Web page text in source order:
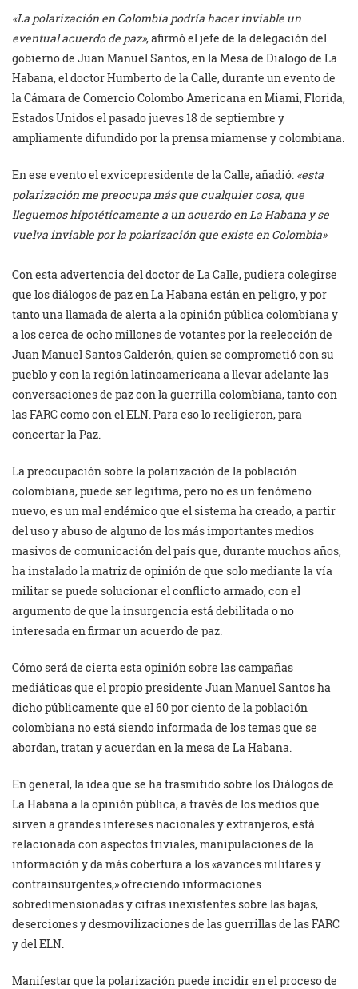
«La polarización en Colombia podría hacer inviable un
eventual acuerdo de paz», afirmó el jefe de la delegación del
gobierno de Juan Manuel Santos, en la Mesa de Dialogo de La
Habana, el doctor Humberto de la Calle, durante un evento de
la Cámara de Comercio Colombo Americana en Miami, Florida,
Estados Unidos el pasado jueves 18 de septiembre y
ampliamente difundido por la prensa miamense y colombiana.
En ese evento el exvicepresidente de la Calle, añadió: «esta
polarización me preocupa más que cualquier cosa, que
lleguemos hipotéticamente a un acuerdo en La Habana y se
vuelva inviable por la polarización que existe en Colombia»
Con esta advertencia del doctor de La Calle, pudiera colegirse
que los diálogos de paz en La Habana están en peligro, y por
tanto una llamada de alerta a la opinión pública colombiana y
a los cerca de ocho millones de votantes por la reelección de
Juan Manuel Santos Calderón, quien se comprometió con su
pueblo y con la región latinoamericana a llevar adelante las
conversaciones de paz con la guerrilla colombiana, tanto con
las FARC como con el ELN. Para eso lo reeligieron, para
concertar la Paz.
La preocupación sobre la polarización de la población
colombiana, puede ser legitima, pero no es un fenómeno
nuevo, es un mal endémico que el sistema ha creado, a partir
del uso y abuso de alguno de los más importantes medios
masivos de comunicación del país que, durante muchos años,
ha instalado la matriz de opinión de que solo mediante la vía
militar se puede solucionar el conflicto armado, con el
argumento de que la insurgencia está debilitada o no
interesada en firmar un acuerdo de paz.
Cómo será de cierta esta opinión sobre las campañas
mediáticas que el propio presidente Juan Manuel Santos ha
dicho públicamente que el 60 por ciento de la población
colombiana no está siendo informada de los temas que se
abordan, tratan y acuerdan en la mesa de La Habana.
En general, la idea que se ha trasmitido sobre los Diálogos de
La Habana a la opinión pública, a través de los medios que
sirven a grandes intereses nacionales y extranjeros, está
relacionada con aspectos triviales, manipulaciones de la
información y da más cobertura a los «avances militares y
contrainsurgentes,» ofreciendo informaciones
sobredimensionadas y cifras inexistentes sobre las bajas,
deserciones y desmovilizaciones de las guerrillas de las FARC
y del ELN.
Manifestar que la polarización puede incidir en el proceso de